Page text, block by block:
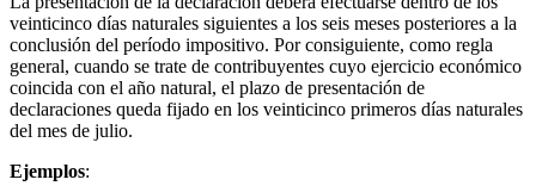
veinticinco días naturales siguientes a los seis meses posteriores a la
conclusión del período impositivo. Por consiguiente, como regla
general, cuando se trate de contribuyentes cuyo ejercicio económico
coincida con el año natural, el plazo de presentación de
declaraciones queda fijado en los veinticinco primeros días naturales
del mes de julio.
Ejemplos: